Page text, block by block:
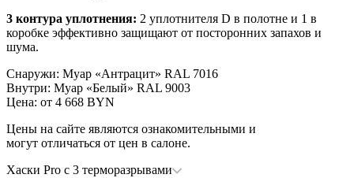
3 контура уплотнения: 2 уплотнителя D в полотне и 1 в
коробке эффективно защищают от посторонних запахов и
шума.
Снаружи: Муар «Антрацит» RAL 7016
Внутри: Муар «Белый» RAL 9003
Цена: от 4 668 BYN
Цены на сайте являются ознакомительными и
могут отличаться от цен в салоне.
Хаски Pro с 3 терморазрывами